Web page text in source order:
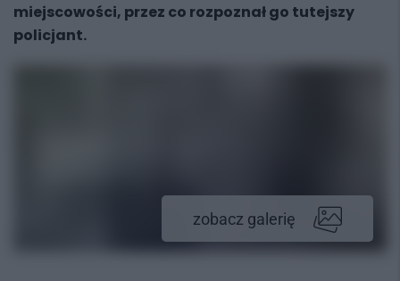
miejscowości, przez co rozpoznał go tutejszy
policjant.
zobacz galerię